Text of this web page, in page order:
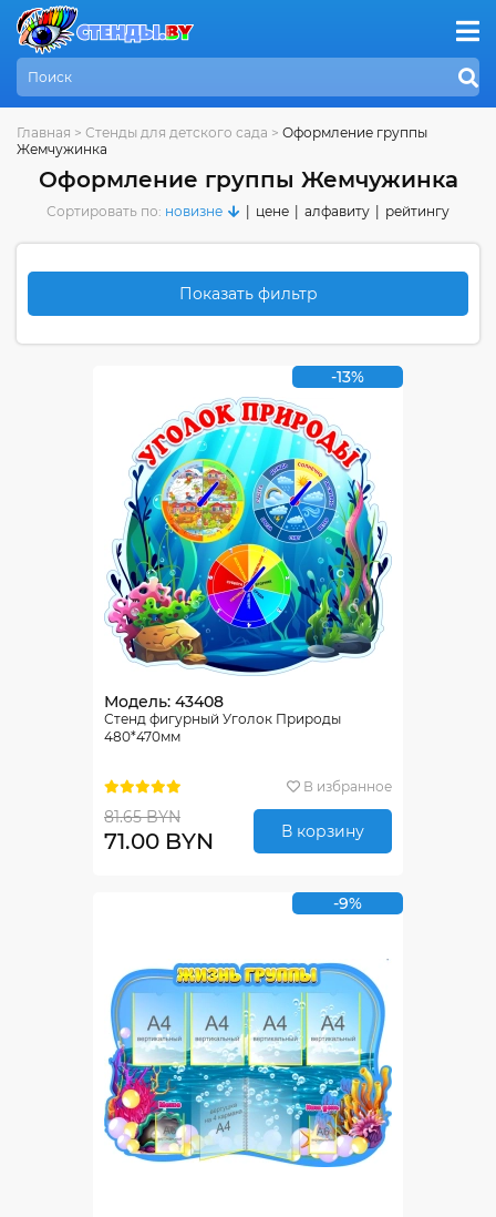
Главная > Стенды для детского сада > Оформление группы
Жемчужинка
Оформление группы Жемчужинка
Сортировать по: новизне цене алфавиту рейтингу
Показать фильтр
-13%
Модель: 43408
Стенд фигурный Уголок Природы
480*470мм
В избранное
81.65 BYN
71.00 BYN В корзину
-9%